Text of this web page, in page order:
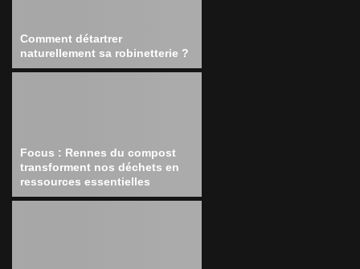
Comment détartrer
naturellement sa robinetterie ?
Focus : Rennes du compost
transforment nos déchets en
ressources essentielles